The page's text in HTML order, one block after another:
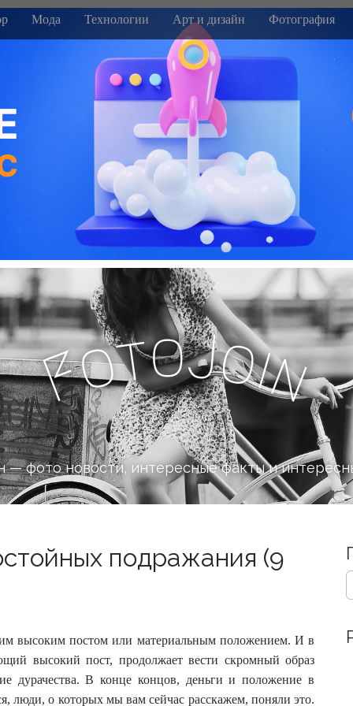
Мода Технологии Арт и дизайн Фотография
FotoJoi
n
фото новости, интересные факты и
подражания (9
высоким постом или материальным положением. И в
высокий пост, продолжает вести скромный образ
дурачества. В конце концов, деньги и положение в
люди, о которых мы вам сейчас расскажем, поняли это.
S
e
c